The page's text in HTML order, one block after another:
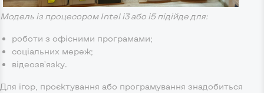
Модель із процесором Intel i3 або i5 підійде для:
роботи з офісними програмами;
соціальних мереж;
відеозв'язку.
Для ігор, проєктування або програмування знадобиться